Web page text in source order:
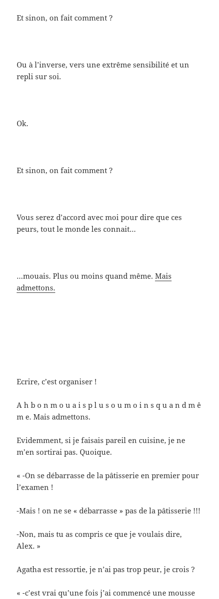
Et sinon, on fait comment ?
Ou à l’inverse, vers une extrême sensibilité et un
repli sur soi.
Ok.
Et sinon, on fait comment ?
Vous serez d’accord avec moi pour dire que ces
peurs, tout le monde les connait…
…mouais. Plus ou moins quand même.Mais
admettons.
Ecrire, c’est organiser !
A h b o n m o u a i s p l u s o u m o i n s q u a n d m ê
m e. Mais admettons.
Evidemment, si je faisais pareil en cuisine, je ne
m’en sortirai pas. Quoique.
« -On se débarrasse de la pâtisserie en premier pour
l’examen !
-Mais ! on ne se « débarrasse » pas de la pâtisserie !!!
-Non, mais tu as compris ce que je voulais dire,
Alex. »
Agatha est ressortie, je n’ai pas trop peur, je crois ?
« -c’est vrai qu’une fois j’ai commencé une mousse